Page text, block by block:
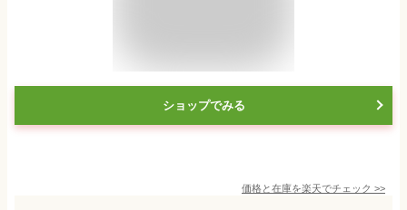
ショップでみる
価格と在庫を楽天でチェック >>